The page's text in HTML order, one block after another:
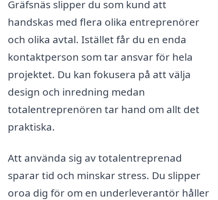
Gräfsnäs slipper du som kund att
handskas med flera olika entreprenörer
och olika avtal. Istället får du en enda
kontaktperson som tar ansvar för hela
projektet. Du kan fokusera på att välja
design och inredning medan
totalentreprenören tar hand om allt det
praktiska.
Att använda sig av totalentreprenad
sparar tid och minskar stress. Du slipper
oroa dig för om en underleverantör håller